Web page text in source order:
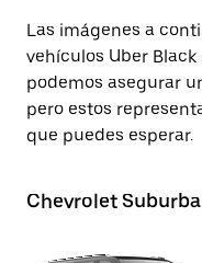
Las imágenes a
vehículos Uber
podemos asegurar
pero estos
que puedes esperar.
Chevrolet